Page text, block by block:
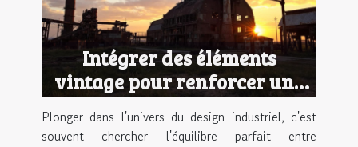
Intégrer des éléments
vintage pour renforcer une
ambiance industrielle
Plonger dans l'univers du design industriel, c'est
souvent chercher l'équilibre parfait entre